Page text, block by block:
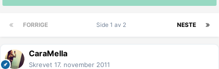
FORRIGE NESTE
Side 1 av 2
CaraMella
Skrevet 17. november 2011